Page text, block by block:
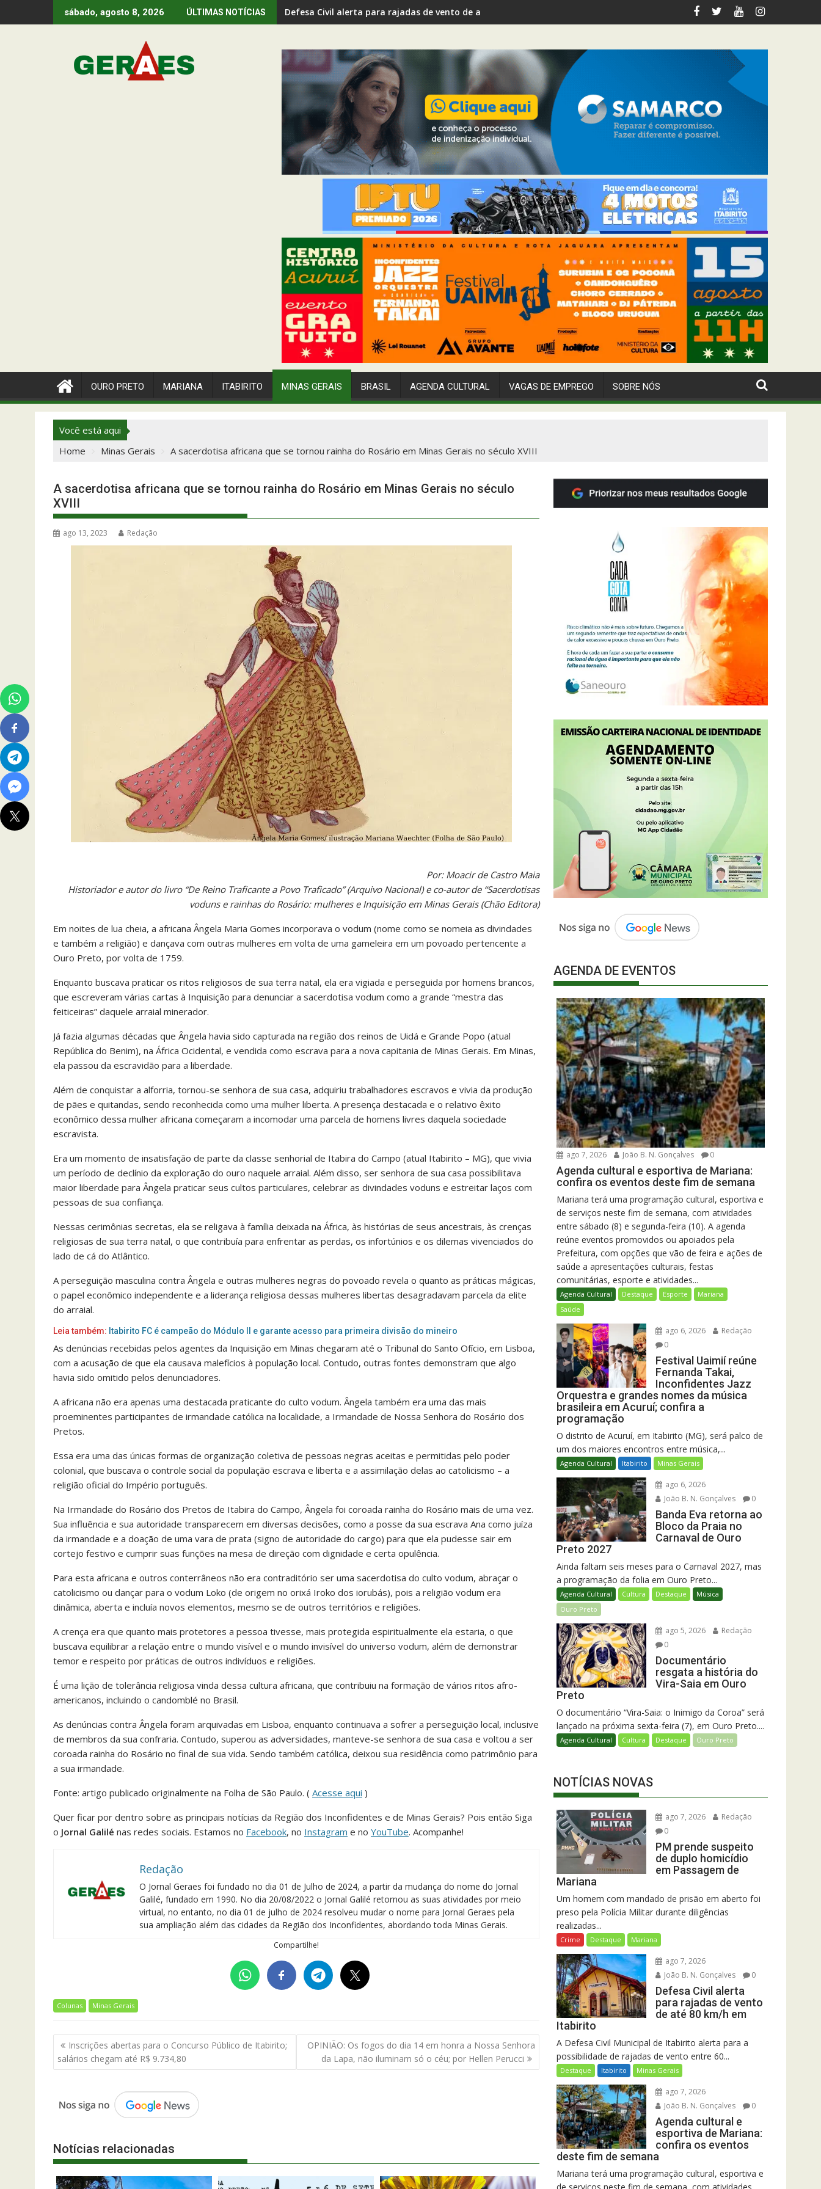
to
sábado, agosto 8, 2026 ÚLTIMAS NOTÍCIAS Defesa Civil alerta para rajadas de vento de até 80 km/h em Itabirito
OURO PRETO MARIANA ITABIRITO MINAS GERAIS BRASIL AGENDA CULTURAL VAGAS DE EMPREGO SOBRE NÓS
Você está aqui
Home
Minas Gerais A sacerdotisa africana que se tornou rainha do Rosário em Minas Gerais no século XVIII
A sacerdotisa africana que se tornou rainha do Rosário em Minas Gerais no século
XVIII
ago 13, 2023 Redação
Por: Moacir de Castro Maia
Historiador e autor do livro “De Reino Traficante a Povo Traficado” (Arquivo Nacional) e co-autor de “Sacerdotisas
voduns e rainhas do Rosário: mulheres e Inquisição em Minas Gerais (Chão Editora)
Em noites de lua cheia, a africana Ângela Maria Gomes incorporava o vodum (nome como se nomeia as divindades
e também a religião) e dançava com outras mulheres em volta de uma gameleira em um povoado pertencente a
Ouro Preto, por volta de 1759.
Enquanto buscava praticar os ritos religiosos de sua terra natal, ela era vigiada e perseguida por homens brancos,
que escreveram várias cartas à Inquisição para denunciar a sacerdotisa vodum como a grande “mestra das
feiticeiras” daquele arraial minerador.
Já fazia algumas décadas que Ângela havia sido capturada na região dos reinos de Uidá e Grande Popo (atual
República do Benim), na África Ocidental, e vendida como escrava para a nova capitania de Minas Gerais. Em Minas,
ela passou da escravidão para a liberdade.
Além de conquistar a alforria, tornou-se senhora de sua casa, adquiriu trabalhadores escravos e vivia da produção
de pães e quitandas, sendo reconhecida como uma mulher liberta. A presença destacada e o relativo êxito
econômico dessa mulher africana começaram a incomodar uma parcela de homens livres daquela sociedade
escravista.
Era um momento de insatisfação de parte da classe senhorial de Itabira do Campo (atual Itabirito – MG), que vivia
um período de declínio da exploração do ouro naquele arraial. Além disso, ser senhora de sua casa possibilitava
maior liberdade para Ângela praticar seus cultos particulares, celebrar as divindades voduns e estreitar laços com
pessoas de sua confiança.
Nessas cerimônias secretas, ela se religava à família deixada na África, às histórias de seus ancestrais, às crenças
religiosas de sua terra natal, o que contribuía para enfrentar as perdas, os infortúnios e os dilemas vivenciados do
lado de cá do Atlântico.
A perseguição masculina contra Ângela e outras mulheres negras do povoado revela o quanto as práticas mágicas,
o papel econômico independente e a liderança religiosa dessas mulheres libertas desagradavam parcela da elite
do arraial.
Leia também: Itabirito FC é campeão do Módulo II e garante acesso para primeira divisão do mineiro
As denúncias recebidas pelos agentes da Inquisição em Minas chegaram até o Tribunal do Santo Ofício, em Lisboa,
com a acusação de que ela causava malefícios à população local. Contudo, outras fontes demonstram que algo
havia sido omitido pelos denunciadores.
A africana não era apenas uma destacada praticante do culto vodum. Ângela também era uma das mais
proeminentes participantes de irmandade católica na localidade, a Irmandade de Nossa Senhora do Rosário dos
Pretos.
Essa era uma das únicas formas de organização coletiva de pessoas negras aceitas e permitidas pelo poder
colonial, que buscava o controle social da população escrava e liberta e a assimilação delas ao catolicismo – a
religião oficial do Império português.
Na Irmandade do Rosário dos Pretos de Itabira do Campo, Ângela foi coroada rainha do Rosário mais de uma vez.
Sua influência e sua autoridade transparecem em diversas decisões, como a posse da sua escrava Ana como juíza
da irmandade e a doação de uma vara de prata (signo de autoridade do cargo) para que ela pudesse sair em
cortejo festivo e cumprir suas funções na mesa de direção com dignidade e certa opulência.
Para esta africana e outros conterrâneos não era contraditório ser uma sacerdotisa do culto vodum, abraçar o
catolicismo ou dançar para o vodum Loko (de origem no orixá Iroko dos iorubás), pois a religião vodum era
dinâmica, aberta e incluía novos elementos, mesmo se de outros territórios e religiões.
A crença era que quanto mais protetores a pessoa tivesse, mais protegida espiritualmente ela estaria, o que
buscava equilibrar a relação entre o mundo visível e o mundo invisível do universo vodum, além de demonstrar
temor e respeito por práticas de outros indivíduos e religiões.
É uma lição de tolerância religiosa vinda dessa cultura africana, que contribuiu na formação de vários ritos afro-
americanos, incluindo o candomblé no Brasil.
As denúncias contra Ângela foram arquivadas em Lisboa, enquanto continuava a sofrer a perseguição local, inclusive
de membros da sua confraria. Contudo, superou as adversidades, manteve-se senhora de sua casa e voltou a ser
coroada rainha do Rosário no final de sua vida. Sendo também católica, deixou sua residência como patrimônio para
a sua irmandade.
Fonte: artigo publicado originalmente na Folha de São Paulo. ( Acesse aqui )
Quer ficar por dentro sobre as principais notícias da Região dos Inconfidentes e de Minas Gerais? Pois então Siga
o Jornal Galilé nas redes sociais. Estamos no Facebook, no Instagram e no YouTube. Acompanhe!
Redação
O Jornal Geraes foi fundado no dia 01 de Julho de 2024, a partir da mudança do nome do Jornal
Galilé, fundado em 1990. No dia 20/08/2022 o Jornal Galilé retornou as suas atividades por meio
virtual, no entanto, no dia 01 de julho de 2024 resolveu mudar o nome para Jornal Geraes pela
sua ampliação além das cidades da Região dos Inconfidentes, abordando toda Minas Gerais.
Compartilhe!
Colunas Minas Gerais
Navegação
de
Post
Inscrições abertas para o Concurso Público de Itabirito;
salários chegam até R$ 9.734,80
OPINIÃO: Os fogos do dia 14 em honra a Nossa Senhora
da Lapa, não iluminam só o céu; por Hellen Perucci
Notícias relacionadas
AGENDA DE EVENTOS
ago 7, 2026 João B. N. Gonçalves 0
Agenda cultural e esportiva de Mariana:
confira os eventos deste fim de semana
Mariana terá uma programação cultural, esportiva e
de serviços neste fim de semana, com atividades
entre sábado (8) e segunda-feira (10). A agenda
reúne eventos promovidos ou apoiados pela
Prefeitura, com opções que vão de feira e ações de
saúde a apresentações culturais, festas
comunitárias, esporte e atividades...
Agenda Cultural Destaque Esporte
Mariana
Saúde
ago 6, 2026
Redação
0
Festival Uaimií reúne
Fernanda Takai,
Inconfidentes Jazz
Orquestra e grandes nomes da música
brasileira em Acuruí; confira a
programação
O distrito de Acuruí, em Itabirito (MG), será palco de
um dos maiores encontros entre música,...
Agenda Cultural Itabirito Minas Gerais
ago 6, 2026
João B. N. Gonçalves
0
Banda Eva retorna ao
Bloco da Praia no
Carnaval de Ouro
Preto 2027
Ainda faltam seis meses para o Carnaval 2027, mas
a programação da folia em Ouro Preto...
Agenda Cultural Cultura Destaque
Música
Ouro Preto
ago 5, 2026
Redação
0
Documentário
resgata a história do
Vira-Saia em Ouro
Preto
O documentário “Vira-Saia: o Inimigo da Coroa” será
lançado na próxima sexta-feira (7), em Ouro Preto....
Agenda Cultural Cultura Destaque Ouro Preto
NOTÍCIAS NOVAS
ago 7, 2026
Redação
0
PM prende suspeito
de duplo homicídio
em Passagem de
Mariana
Um homem com mandado de prisão em aberto foi
preso pela Polícia Militar durante diligências
realizadas...
Crime Destaque Mariana
ago 7, 2026
João B. N. Gonçalves
0
Defesa Civil alerta
para rajadas de vento
de até 80 km/h em
Itabirito
A Defesa Civil Municipal de Itabirito alerta para a
possibilidade de rajadas de vento entre 60...
Destaque Itabirito Minas Gerais
ago 7, 2026
João B. N. Gonçalves
0
Agenda cultural e
esportiva de Mariana:
confira os eventos
deste fim de semana
Mariana terá uma programação cultural, esportiva e